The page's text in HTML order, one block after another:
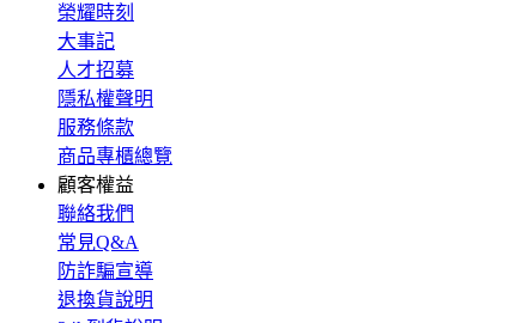
榮耀時刻
大事記
人才招募
隱私權聲明
服務條款
商品專櫃總覽
顧客權益
聯絡我們
常見Q&A
防詐騙宣導
退換貨說明